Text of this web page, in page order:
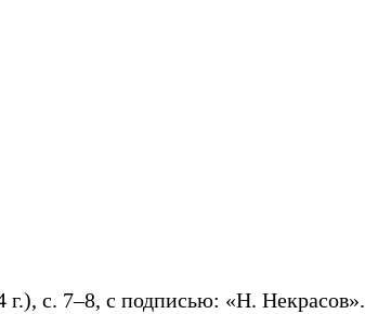
с. 7–8, с подписью: «Н. Некрасов».